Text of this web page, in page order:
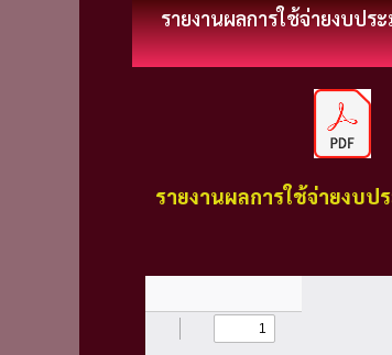
รายงานผลการใช้จ่ายงบป
รายงานผลการใช้จ่ายงบป